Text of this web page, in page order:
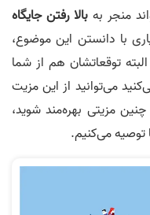
منجر به بالا رفتن جایگاه
با دانستن این موضوع،
توقعاتشان هم از شما
می‌توانید از این مزیت
چنین مزیتی بهره‌مند شوید،
توصیه می‌کنیم.